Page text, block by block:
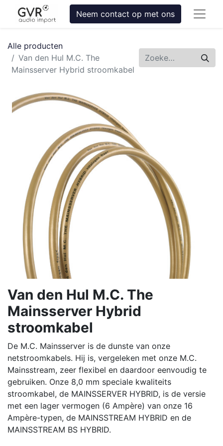
Neem contact op met ons
Alle producten
Van den Hul M.C. The
Mainsserver Hybrid stroomkabel
Van den Hul M.C. The
Mainsserver Hybrid
stroomkabel
De M.C. Mainsserver is de dunste van onze
netstroomkabels. Hij is, vergeleken met onze M.C.
Mainsstream, zeer flexibel en daardoor eenvoudig te
gebruiken. Onze 8,0 mm speciale kwaliteits
stroomkabel, de MAINSSERVER HYBRID, is de versie
met een lager vermogen (6 Ampère) van onze 16
Ampère-typen, de MAINSSTREAM HYBRID en de
MAINSSTREAM BS HYBRID.